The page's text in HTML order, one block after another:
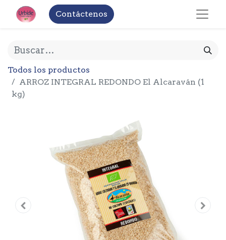
Contáctenos
Todos los productos
ARROZ INTEGRAL REDONDO El Alcaraván (1
kg)